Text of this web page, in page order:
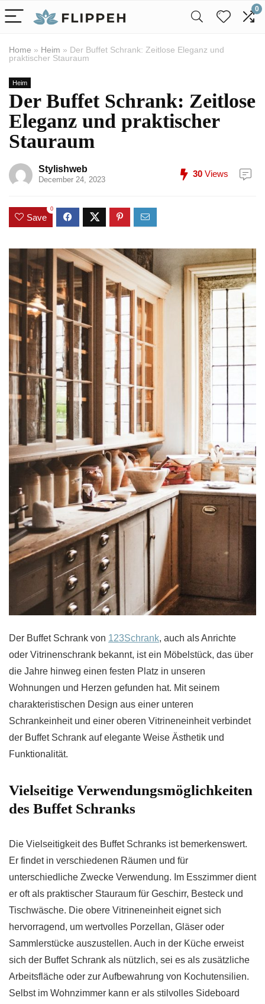
0
Home » Heim » Der Buffet Schrank: Zeitlose Eleganz und
praktischer Stauraum
Heim
Der Buffet Schrank: Zeitlose
Eleganz und praktischer
Stauraum
Stylishweb
December 24, 2023
30 Views
Save
0
Der Buffet Schrank von 123Schrank, auch als Anrichte
oder Vitrinenschrank bekannt, ist ein Möbelstück, das über
die Jahre hinweg einen festen Platz in unseren
Wohnungen und Herzen gefunden hat. Mit seinem
charakteristischen Design aus einer unteren
Schrankeinheit und einer oberen Vitrineneinheit verbindet
der Buffet Schrank auf elegante Weise Ästhetik und
Funktionalität.
Vielseitige Verwendungsmöglichkeiten
des Buffet Schranks
Die Vielseitigkeit des Buffet Schranks ist bemerkenswert.
Er findet in verschiedenen Räumen und für
unterschiedliche Zwecke Verwendung. Im Esszimmer dient
er oft als praktischer Stauraum für Geschirr, Besteck und
Tischwäsche. Die obere Vitrineneinheit eignet sich
hervorragend, um wertvolles Porzellan, Gläser oder
Sammlerstücke auszustellen. Auch in der Küche erweist
sich der Buffet Schrank als nützlich, sei es als zusätzliche
Arbeitsfläche oder zur Aufbewahrung von Kochutensilien.
Selbst im Wohnzimmer kann er als stilvolles Sideboard